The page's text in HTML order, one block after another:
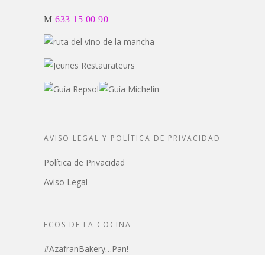
M 633 15 00 90
AVISO LEGAL Y POLÍTICA DE PRIVACIDAD
Política de Privacidad
Aviso Legal
ECOS DE LA COCINA
#AzafranBakery…Pan!